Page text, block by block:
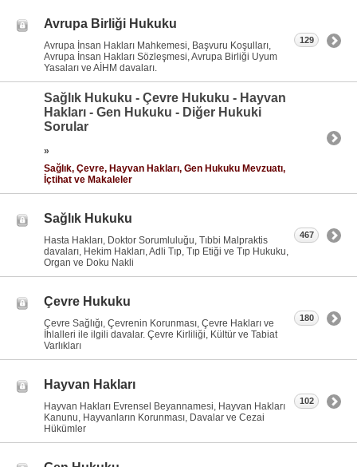
Avrupa Birliği Hukuku
Avrupa İnsan Hakları Mahkemesi, Başvuru Koşulları,
Avrupa İnsan Hakları Sözleşmesi, Avrupa Birliği Uyum
Yasaları ve AİHM davaları.
129
Sağlık Hukuku - Çevre Hukuku - Hayvan
Hakları - Gen Hukuku - Diğer Hukuki
Sorular
»
Sağlık, Çevre, Hayvan Hakları, Gen Hukuku Mevzuatı,
İçtihat ve Makaleler
Sağlık Hukuku
Hasta Hakları, Doktor Sorumluluğu, Tıbbi Malpraktis
davaları, Hekim Hakları, Adli Tıp, Tıp Etiği ve Tıp Hukuku,
Organ ve Doku Nakli
467
Çevre Hukuku
Çevre Sağlığı, Çevrenin Korunması, Çevre Hakları ve
İhlalleri ile ilgili davalar. Çevre Kirliliği, Kültür ve Tabiat
Varlıkları
180
Hayvan Hakları
Hayvan Hakları Evrensel Beyannamesi, Hayvan Hakları
Kanunu, Hayvanların Korunması, Davalar ve Cezai
Hükümler
102